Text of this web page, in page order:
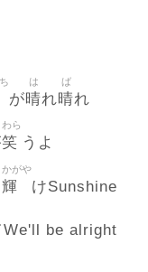
が晴
は
れ晴
ば
れ
笑
わら
うよ
輝
かがや
けSunshine
We'll be alright